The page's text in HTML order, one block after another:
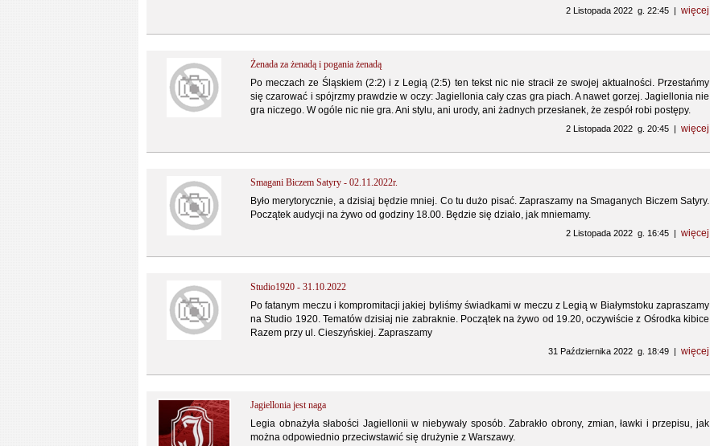
2 Listopada 2022 g. 22:45 | więcej
Żenada za żenadą i pogania żenadą
Po meczach ze Śląskiem (2:2) i z Legią (2:5) ten tekst nic nie stracił ze swojej aktualności. Przestańmy
się czarować i spójrzmy prawdzie w oczy: Jagiellonia cały czas gra piach. A nawet gorzej. Jagiellonia nie
gra niczego. W ogóle nic nie gra. Ani stylu, ani urody, ani żadnych przesłanek, że zespół robi postępy.
2 Listopada 2022 g. 20:45 | więcej
Smagani Biczem Satyry - 02.11.2022r.
Było merytorycznie, a dzisiaj będzie mniej. Co tu dużo pisać. Zapraszamy na Smaganych Biczem Satyry.
Początek audycji na żywo od godziny 18.00. Będzie się działo, jak mniemamy.
2 Listopada 2022 g. 16:45 | więcej
Studio1920 - 31.10.2022
Po fatanym meczu i kompromitacji jakiej byliśmy świadkami w meczu z Legią w Białymstoku zapraszamy
na Studio 1920. Tematów dzisiaj nie zabraknie. Początek na żywo od 19.20, oczywiście z Ośrodka kibice
Razem przy ul. Cieszyńskiej. Zapraszamy
31 Października 2022 g. 18:49 | więcej
Jagiellonia jest naga
Legia obnażyła słabości Jagiellonii w niebywały sposób. Zabrakło obrony, zmian, ławki i przepisu, jak
można odpowiednio przeciwstawić się drużynie z Warszawy.